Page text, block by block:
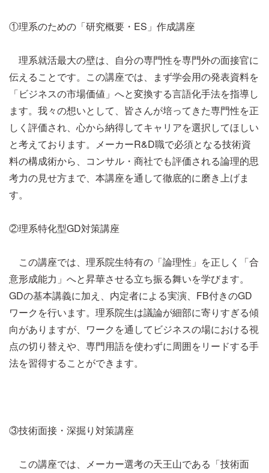
①理系のための「研究概要・ES」作成講座
理系就活最大の壁は、自分の専門性を専門外の面接官に
伝えることです。この講座では、まず学会用の発表資料を
「ビジネスの市場価値」へと変換する言語化手法を指導し
ます。我々の想いとして、皆さんが培ってきた専門性を正
しく評価され、心から納得してキャリアを選択してほしい
と考えております。メーカーR&D職で必須となる技術資
料の構成術から、コンサル・商社でも評価される論理的思
考力の見せ方まで、本講座を通して徹底的に磨き上げま
す。
②理系特化型GD対策講座
この講座では、理系院生特有の「論理性」を正しく「合
意形成能力」へと昇華させる立ち振る舞いを学びます。
GDの基本講義に加え、内定者による実演、FB付きのGD
ワークを行います。理系院生は議論が細部に寄りすぎる傾
向がありますが、ワークを通してビジネスの場における視
点の切り替えや、専門用語を使わずに周囲をリードする手
法を習得することができます。
③技術面接・深掘り対策講座
この講座では、メーカー選考の天王山である「技術面